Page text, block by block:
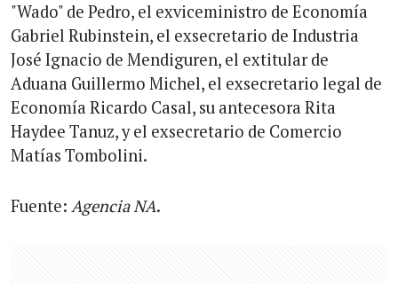
"Wado" de Pedro, el exviceministro de Economía
Gabriel Rubinstein, el exsecretario de Industria
José Ignacio de Mendiguren, el extitular de
Aduana Guillermo Michel, el exsecretario legal de
Economía Ricardo Casal, su antecesora Rita
Haydee Tanuz, y el exsecretario de Comercio
Matías Tombolini.
Fuente: Agencia NA.